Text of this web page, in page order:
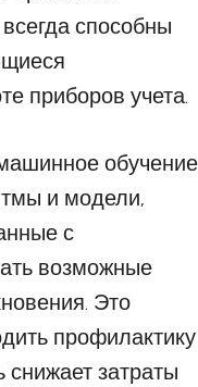
способны
приборов учета.
обучение
и модели,
с
возможные
Это
профилактику
снижает затраты